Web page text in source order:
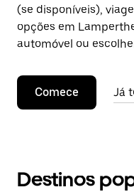
(se disponíveis),
opções em
automóvel ou
Comece Já
Destinos